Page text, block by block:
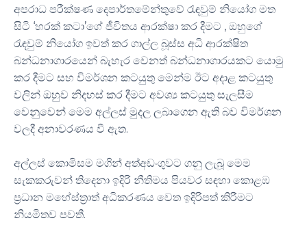
අපරාධ පරීක්ෂණ දෙපාර්තමේන්තුවේ රැඳවුම් නියෝග මත
සිටි ‘හරක් කටා’ගේ ජීවිතය ආරක්ෂා කර දීමට , ඔහුගේ
රැඳවුම් නියෝග ඉවත් කර ගාල්ල බූස්ස අධි ආරක්ෂිත
බන්ධනාගාරයෙන් බැහැර වෙනත් බන්ධනාගාරයකට යොමු
කර දීමට සහ විමර්ශන කටයුතු මෙන්ම ඊට අදාළ කටයුතු
වලින් ඔහුව නිදහස් කර දීමට අවශ්‍ය කටයුතු සැලසීම
වෙනුවෙන් මෙම අල්ලස් මුදල ලබාගෙන ඇති බව විමර්ශන
වලදී අනාවරණය වී ඇත.
අල්ලස් කොමිසම මගින් අත්අඩංගුවට ගනු ලැබූ මෙම
සැකකරුවන් තිදෙනා ඉදිරි නීතිමය පියවර සඳහා කොළඹ
ප්‍රධාන මහේස්ත්‍රාත් අධිකරණය වෙත ඉදිරිපත් කිරීමට
නියමිතව පවතී.